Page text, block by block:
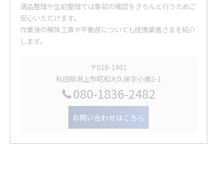
遺品整理や生前整理では事前の確認をきちんと行うためご
安心いただけます。
作業後の解体工事や不動産についても提携業者さまを紹介
します。
〒018-1401
秋田県潟上市昭和大久保字小橋3-1
080-1836-2482
お問い合わせはこちら